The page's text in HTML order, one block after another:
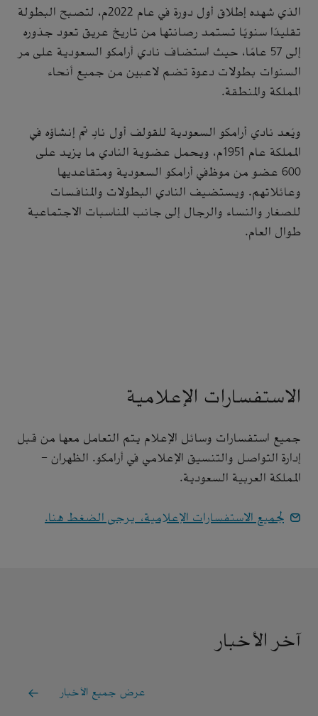
الذي شهده إطلاق أول دورة في عام 2022م، لتصبح البطولة
تقليدًا سنويًا تستمد رصانتها من تاريخ عريق تعود جذوره
إلى 57 عامًا، حيث استضاف نادي أرامكو السعودية على مر
السنوات بطولات دعوة تضم لاعبين من جميع أنحاء
المملكة والمنطقة.
ويُعد نادي أرامكو السعودية للقولف أول نادٍ تم إنشاؤه في
المملكة عام 1951م، ويحمل عضوية النادي ما يزيد على
600 عضو من موظفي أرامكو السعودية ومتقاعديها
وعائلاتهم. ويستضيف النادي البطولات والمنافسات
للصغار والنساء والرجال إلى جانب المناسبات الاجتماعية
طوال العام.
الاستفسارات الإعلامية
جميع استفسارات وسائل الإعلام يتم التعامل معها من قبل
إدارة التواصل والتنسيق الإعلامي في أرامكو. الظهران -
المملكة العربية السعودية.
لجميع الاستفسارات الإعلامية، يرجى الضغط هنا.
آخر الأخبار
عرض جميع الأخبار